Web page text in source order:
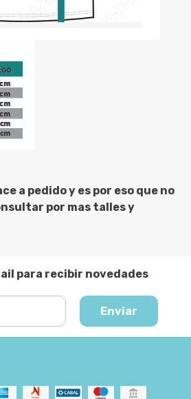
a pedido y es por eso que no
por mas talles y
para recibir novedades
Enviar